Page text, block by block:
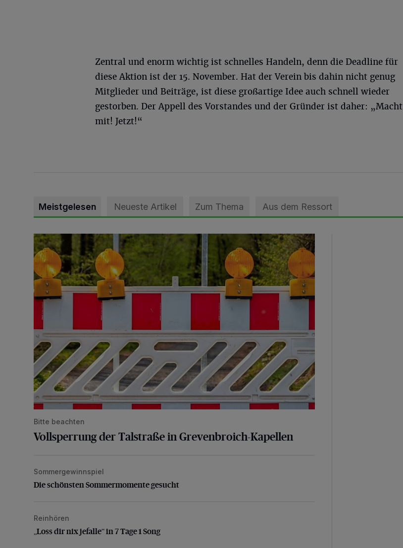
Zentral und enorm wichtig ist schnelles Handeln, denn die Deadline für
diese Aktion ist der 15. November. Hat der Verein bis dahin nicht genug
Mitglieder und Beiträge, ist diese großartige Idee auch schnell wieder
gestorben. Der Appell des Vorstandes und der Gründer ist daher: „Macht
mit! Jetzt!“
Meistgelesen Neueste Artikel Zum Thema Aus dem Ressort
Vollsperrung der Talstraße in Grevenbroich-Kapellen
Bitte beachten
Vollsperrung der Talstraße in Grevenbroich-Kapellen
Die schönsten Sommermomente gesucht
Sommergewinnspiel
Die schönsten Sommermomente gesucht
„Loss dir nix jefalle“ in 7 Tage 1 Song
Reinhören
„Loss dir nix jefalle“ in 7 Tage 1 Song